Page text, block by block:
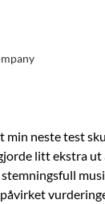
min neste test
litt ekstra